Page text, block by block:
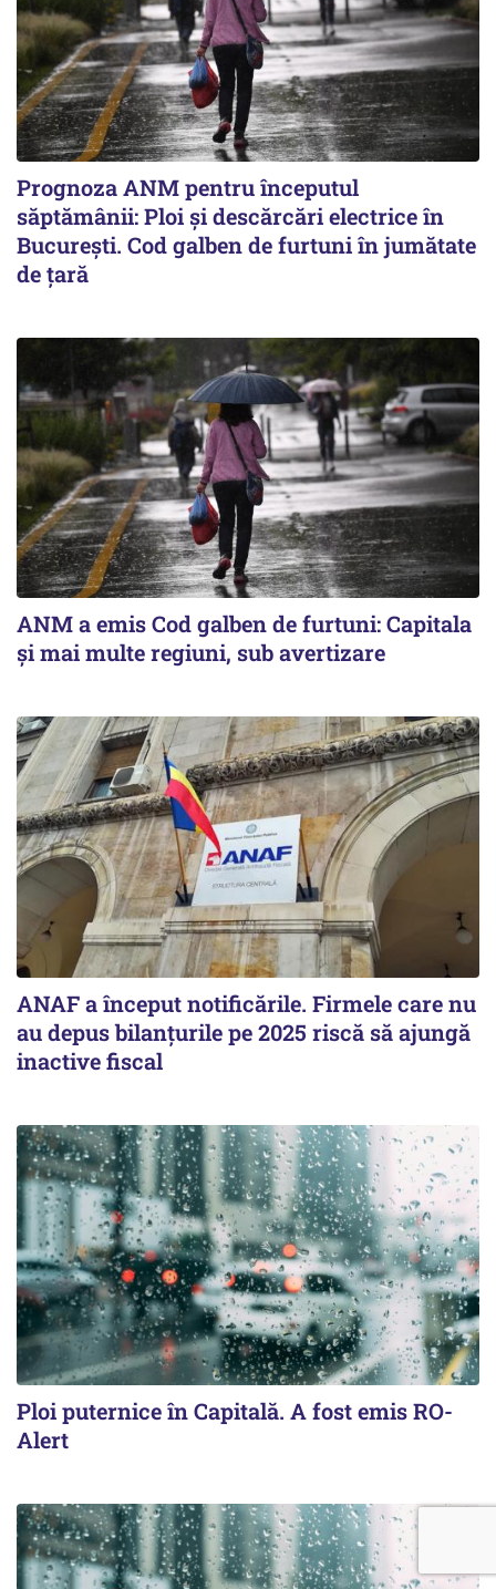
Prognoza ANM pentru începutul
săptămânii: Ploi și descărcări electrice în
București. Cod galben de furtuni în jumătate
de țară
ANM a emis Cod galben de furtuni: Capitala
și mai multe regiuni, sub avertizare
ANAF a început notificările. Firmele care nu
au depus bilanțurile pe 2025 riscă să ajungă
inactive fiscal
Ploi puternice în Capitală. A fost emis RO-
Alert